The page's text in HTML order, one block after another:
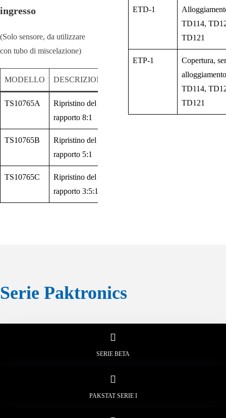
ingresso
(Solo sensore, da utilizzare
con tubo di miscelazione)
MODELLO DESCRIZIONE
TS10765A
Ripristino del
rapporto 8:1
TS10765B
Ripristino del
rapporto 5:1
TS10765C
Ripristino del
rapporto 3:5:1
ETD-1
TD114,
TD121
ETP-1
Copertura,
TD114,
TD121
Serie Paktronics
SERIE BETA
PAKSTAT SERIE I